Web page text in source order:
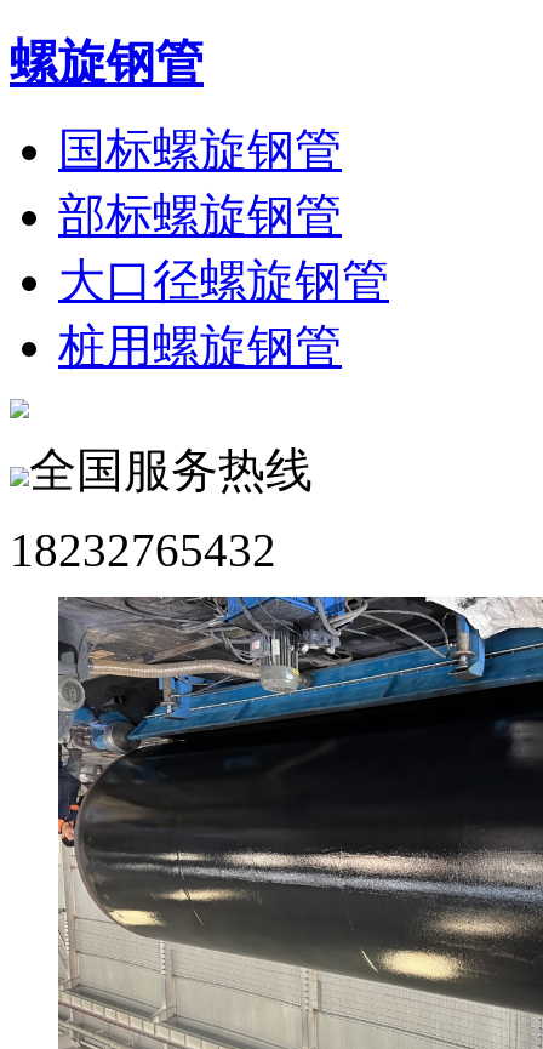
螺旋钢管
国标螺旋钢管
部标螺旋钢管
大口径螺旋钢管
桩用螺旋钢管
全国服务热线
18232765432